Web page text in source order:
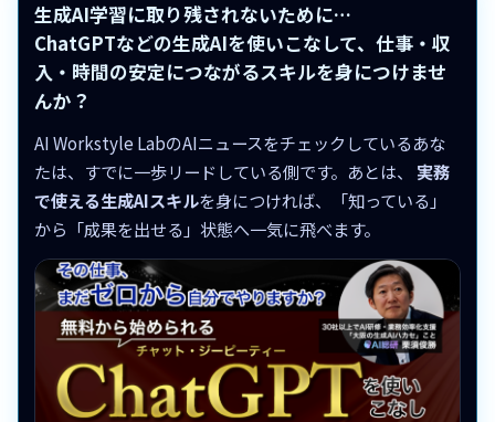
生成AI学習に取り残されないために…
ChatGPTなどの生成AIを使いこなして、仕事・収
入・時間の安定につながるスキルを身につけませ
んか？
AI Workstyle LabのAIニュースをチェックしているあな
たは、すでに一歩リードしている側です。あとは、 実務
で使える生成AIスキルを身につければ、「知っている」
から「成果を出せる」状態へ一気に飛べます。